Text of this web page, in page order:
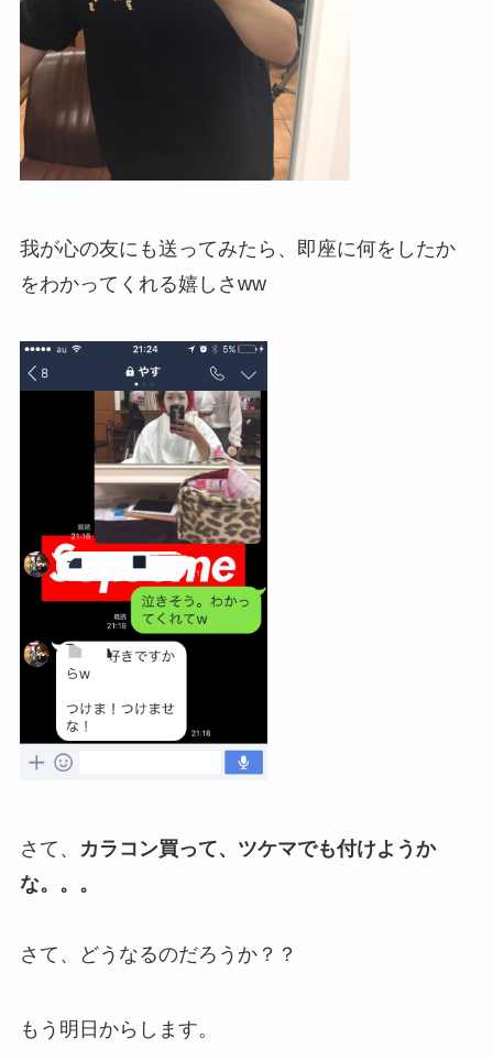
我が心の友にも送ってみたら、即座に何をしたか
をわかってくれる嬉しさww
さて、
カラコン買って、ツケマでも付けようか
な。。。
さて、どうなるのだろうか？？
もう明日からします。